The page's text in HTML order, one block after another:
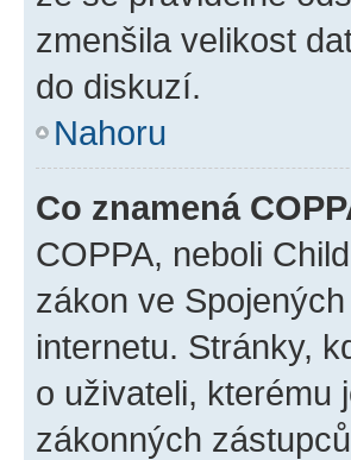
zmenšila velikost
do diskuzí.
Nahoru
Co znamená
COPPA, neboli
zákon ve
internetu. Stránky,
o uživateli, kterému
zákonných